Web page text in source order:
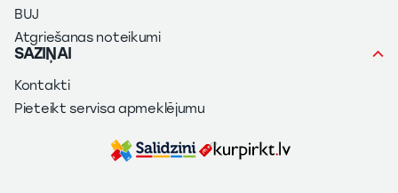
BUJ
Atgriešanas noteikumi
SAZIŅAI
Kontakti
Pieteikt servisa apmeklējumu